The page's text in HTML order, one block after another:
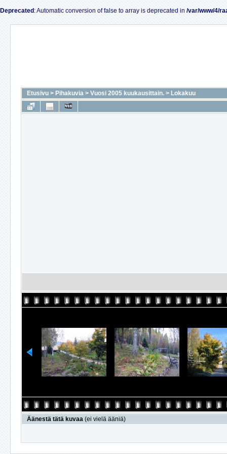
Deprecated : Automatic conversion of false to array is deprecated in /var/www/4/
Etusivu > Pihakuvia > Vuosi 2005 kuukausittain. > Lokakuu
Äänestä tätä kuvaa (ei vielä ääniä)